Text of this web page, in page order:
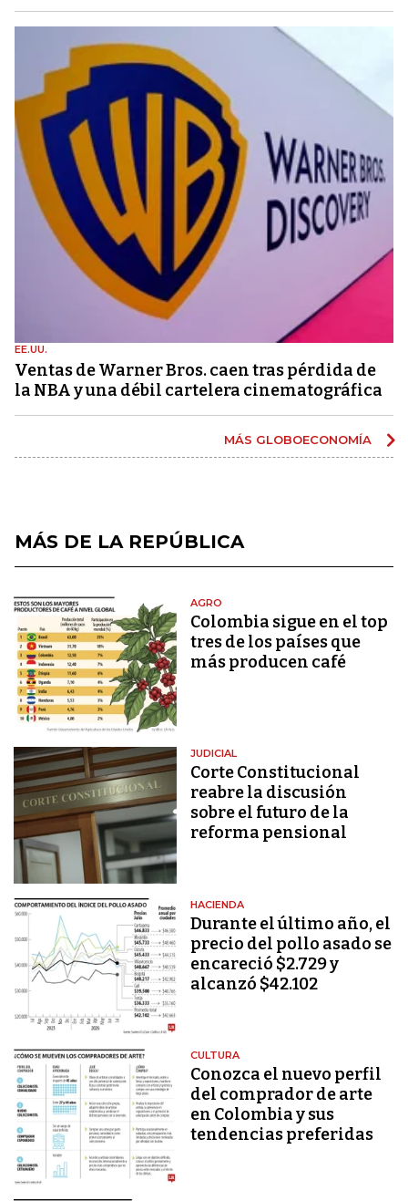
EE.UU.
Ventas de Warner Bros. caen tras pérdida de
la NBA y una débil cartelera cinematográfica
MÁS GLOBOECONOMÍA
MÁS DE LA REPÚBLICA
AGRO
Colombia sigue en el top
tres de los países que
más producen café
JUDICIAL
Corte Constitucional
reabre la discusión
sobre el futuro de la
reforma pensional
HACIENDA
Durante el último año, el
precio del pollo asado se
encareció $2.729 y
alcanzó $42.102
CULTURA
Conozca el nuevo perfil
del comprador de arte
en Colombia y sus
tendencias preferidas